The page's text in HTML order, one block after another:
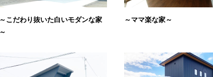
～こだわり抜いた白いモダンな家
～
～ママ楽な家～